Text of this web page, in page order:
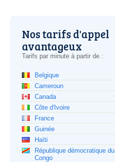
Nos tarifs d'appel
avantageux
Tarifs par minute à partir de :
Belgique
Cameroun
Canada
Côte d'Ivoire
France
Guinée
Haïti
République démocratique du
Congo